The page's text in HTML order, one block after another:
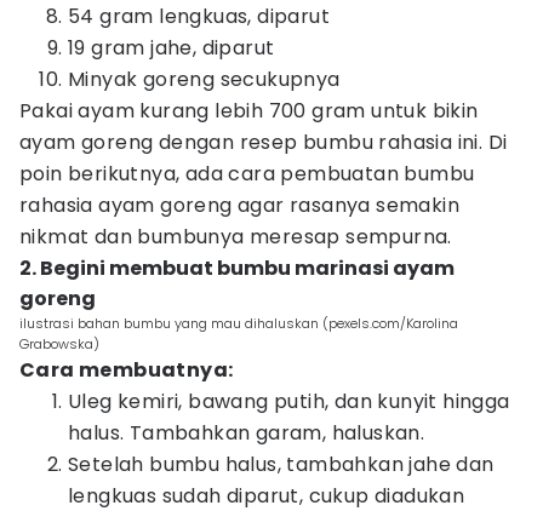
54 gram lengkuas, diparut
19 gram jahe, diparut
Minyak goreng secukupnya
Pakai ayam kurang lebih 700 gram untuk bikin
ayam goreng dengan resep bumbu rahasia ini. Di
poin berikutnya, ada cara pembuatan bumbu
rahasia ayam goreng agar rasanya semakin
nikmat dan bumbunya meresap sempurna.
2. Begini membuat bumbu marinasi ayam
goreng
ilustrasi bahan bumbu yang mau dihaluskan (pexels.com/Karolina
Grabowska)
Cara membuatnya:
Uleg kemiri, bawang putih, dan kunyit hingga
halus. Tambahkan garam, haluskan.
Setelah bumbu halus, tambahkan jahe dan
lengkuas sudah diparut, cukup diadukan